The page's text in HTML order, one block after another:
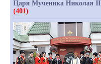
Царя Мученика Николая II
(401)